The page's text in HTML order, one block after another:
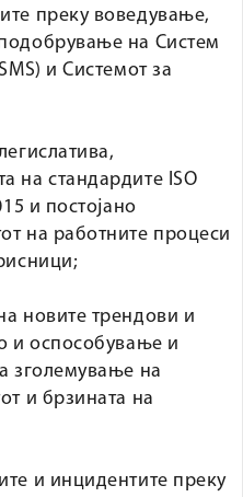
преку воведување,
на Систем
и Системот за
на стандардите ISO
и постојано
на работните процеси
новите трендови и
и оспособување и
зголемување на
и брзината на
и инцидентите преку